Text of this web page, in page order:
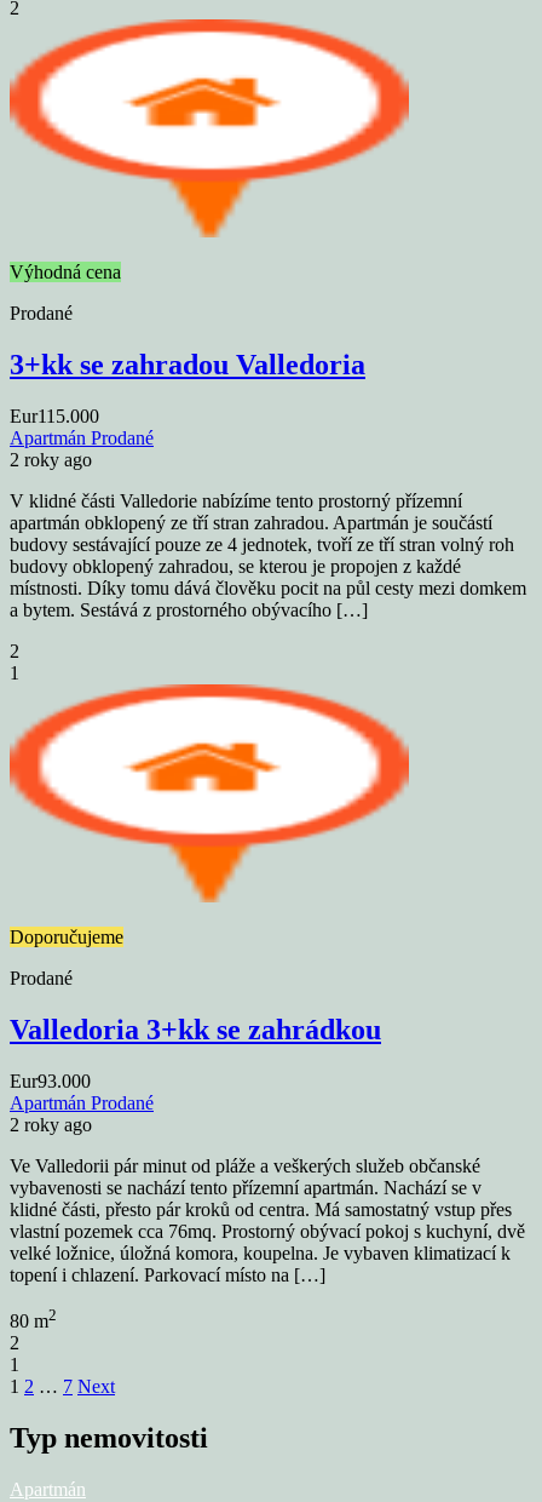
2
Výhodná cena
Prodané
3+kk se zahradou Valledoria
Eur115.000
Apartmán Prodané
2 roky ago
V klidné části Valledorie nabízíme tento prostorný přízemní
apartmán obklopený ze tří stran zahradou. Apartmán je součástí
budovy sestávající pouze ze 4 jednotek, tvoří ze tří stran volný roh
budovy obklopený zahradou, se kterou je propojen z každé
místnosti. Díky tomu dává člověku pocit na půl cesty mezi domkem
a bytem. Sestává z prostorného obývacího […]
2
1
Doporučujeme
Prodané
Valledoria 3+kk se zahrádkou
Eur93.000
Apartmán Prodané
2 roky ago
Ve Valledorii pár minut od pláže a veškerých služeb občanské
vybavenosti se nachází tento přízemní apartmán. Nachází se v
klidné části, přesto pár kroků od centra. Má samostatný vstup přes
vlastní pozemek cca 76mq. Prostorný obývací pokoj s kuchyní, dvě
velké ložnice, úložná komora, koupelna. Je vybaven klimatizací k
topení i chlazení. Parkovací místo na […]
80 m2
2
1
1 2 … 7 Next
Typ nemovitosti
Apartmán